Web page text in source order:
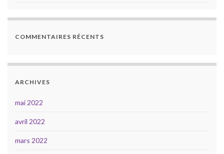
COMMENTAIRES RÉCENTS
ARCHIVES
mai 2022
avril 2022
mars 2022